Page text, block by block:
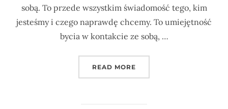
sobą. To przede wszystkim świadomość tego, kim
jesteśmy i czego naprawdę chcemy. To umiejętność
bycia w kontakcie ze sobą, …
READ MORE